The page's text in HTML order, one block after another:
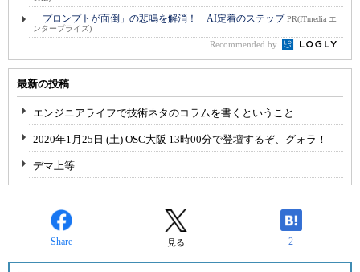
「プロンプトが面倒」の悲鳴を解消！ AI定着のステップPR(ITmedia エ
ンタープライズ)
Recommended by
最新の投稿
エンジニアライフで技術ネタのコラムを書くということ
2020年1月25日 (土) OSC大阪 13時00分で登壇するぞ、グォラ！
デマ上等
Share 見る 2